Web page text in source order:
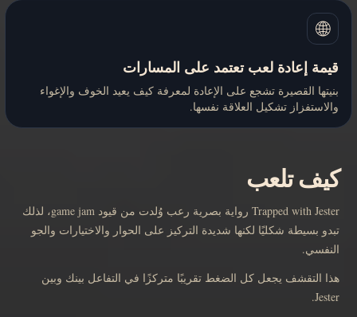
🌐
قيمة إعادة لعب تعتمد على المسارات
بنيتها القصيرة تشجع على الإعادة لمعرفة كيف يعيد الخوف والإغواء
والاستفزاز تشكيل العلاقة نفسها.
كيف تلعب
Trapped with Jester رواية بصرية رعب وُلدت من قيود game jam، لذلك
تبدو بسيطة شكليًا لكنها شديدة التركيز على الحوار والاختيارات والجو
النفسي.
هذا التقشف يجعل كل الضغط تقريبًا متركزًا في التفاعل بينك وبين
Jester.